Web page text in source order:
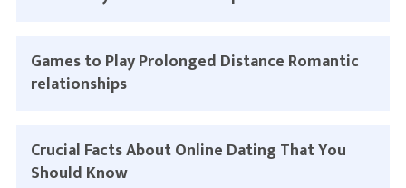
Games to Play Prolonged Distance Romantic
relationships
Crucial Facts About Online Dating That You
Should Know